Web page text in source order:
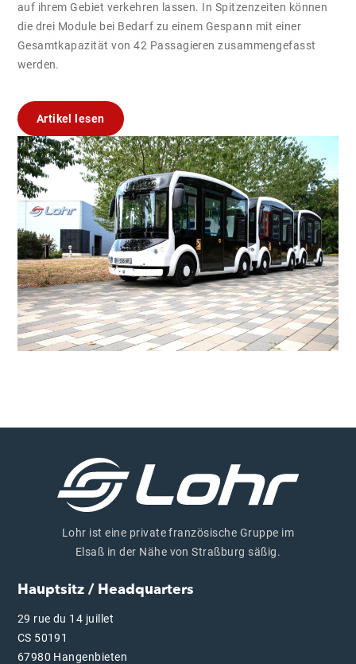
auf ihrem Gebiet verkehren lassen. In Spitzenzeiten können
die drei Module bei Bedarf zu einem Gespann mit einer
Gesamtkapazität von 42 Passagieren zusammengefasst
werden.
Artikel lesen
Lohr ist eine private französische Gruppe im
Elsaß in der Nähe von Straßburg säßig.
Hauptsitz / Headquarters
29 rue du 14 juillet
CS 50191
67980 Hangenbieten